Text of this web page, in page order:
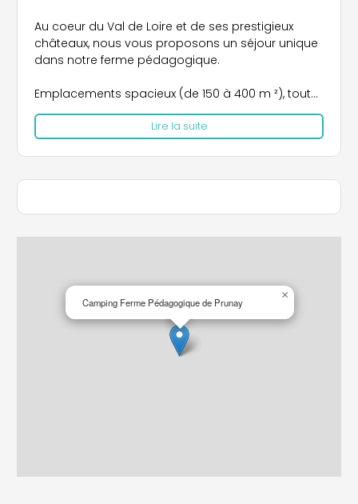
Au coeur du Val de Loire et de ses prestigieux
châteaux, nous vous proposons un séjour unique
dans notre ferme pédagogique.
Emplacements spacieux (de 150 à 400 m ²), tout
confort, piscine chauffée, jeux, vélos, pêche et
barque gratuite sur place, et un large panel
d'activités natures, gratuites et pour tout âges,
afin de vous faire découvrir notre environnement
et notre terroir.
Des réductions vers de nombreux sites
Lire la suite
Camping Ferme Pédagogique de Prunay
×